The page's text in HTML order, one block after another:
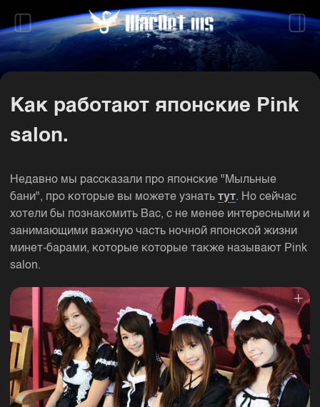
Как работают японские Pink
salon.
Недавно мы рассказали про японские "Мыльные
бани", про которые вы можете узнать тут. Но сейчас
хотели бы познакомить Вас, с не менее интересными и
занимающими важную часть ночной японской жизни
минет-барами, которые которые также называют Pink
salon.